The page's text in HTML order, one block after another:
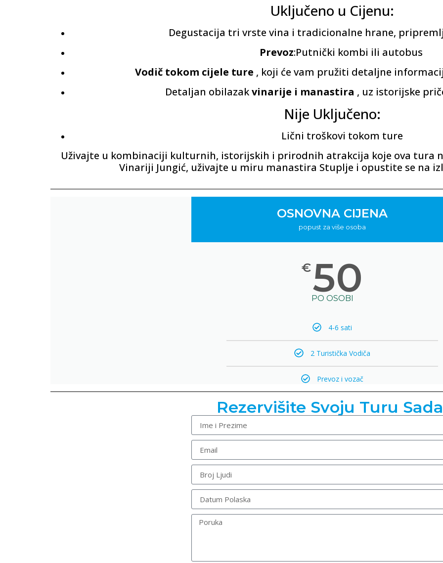
Uključeno u Cijenu:
Degustacija tri vrste vina i tradicionalne hrane,
Prevoz:Putnički kombi ili autobus
Vodič tokom cijele ture , koji će vam pružiti detaljne
Detaljan obilazakvinarije i manastira , uz istorijske
Nije Uključeno:
Lični troškovi tokom ture
Uživajte u kombinaciji kulturnih, istorijskih i prirodnih atrakcija koje ova tura
Vinariji Jungić, uživajte u miru manastira Stuplje i opustite se na
OSNOVNA CIJENA
popust za više osoba
€50
PO OSOBI
4-6 sati
2 Turistička Vodiča
Prevoz i vozač
Rezervišite Svoju Turu